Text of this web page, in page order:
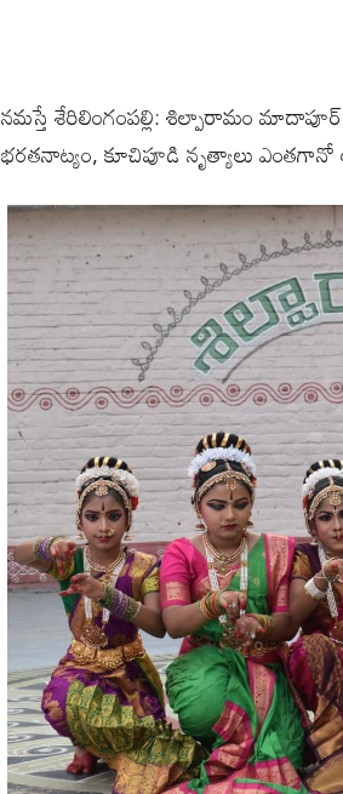
నమస్తే శేరిలింగంపల్లి: శిల్పారామం
భరతనాట్యం, కూచిపూడి నృత్యాలు